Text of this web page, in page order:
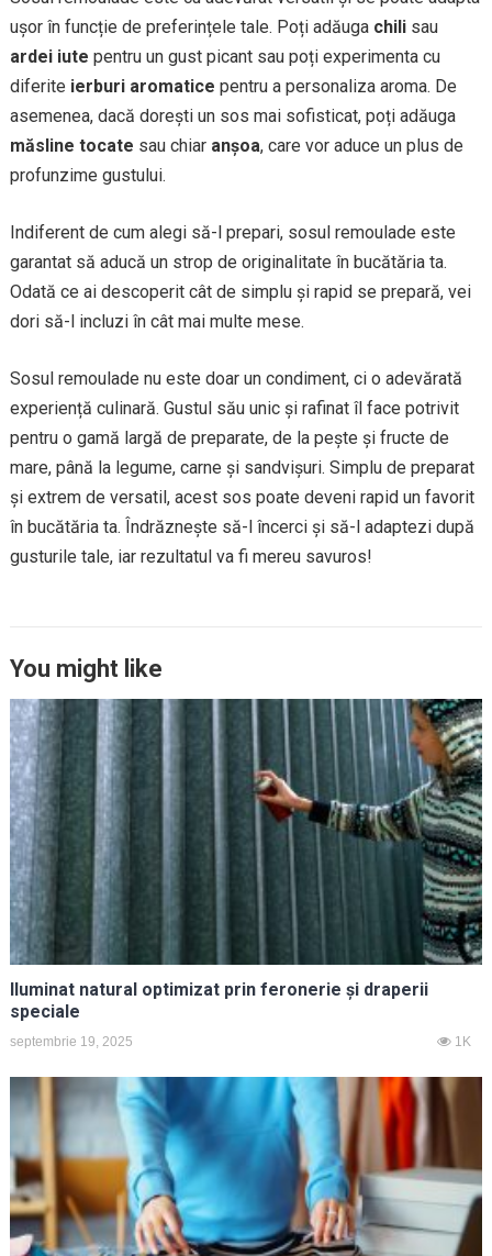
ușor în funcție de preferințele tale. Poți adăuga chilisau
ardei iute pentru un gust picant sau poți experimenta cu
diferite ierburi aromatice pentru a personaliza aroma. De
asemenea, dacă dorești un sos mai sofisticat, poți adăuga
măsline tocate sau chiar anșoa, care vor aduce un plus de
profunzime gustului.
Indiferent de cum alegi să-l prepari, sosul remoulade este
garantat să aducă un strop de originalitate în bucătăria ta.
Odată ce ai descoperit cât de simplu și rapid se prepară, vei
dori să-l incluzi în cât mai multe mese.
Sosul remoulade nu este doar un condiment, ci o adevărată
experiență culinară. Gustul său unic și rafinat îl face potrivit
pentru o gamă largă de preparate, de la pește și fructe de
mare, până la legume, carne și sandvișuri. Simplu de preparat
și extrem de versatil, acest sos poate deveni rapid un favorit
în bucătăria ta. Îndrăznește să-l încerci și să-l adaptezi după
gusturile tale, iar rezultatul va fi mereu savuros!
You might like
Iluminat natural optimizat prin feronerie și draperii
speciale
septembrie 19, 2025 1K